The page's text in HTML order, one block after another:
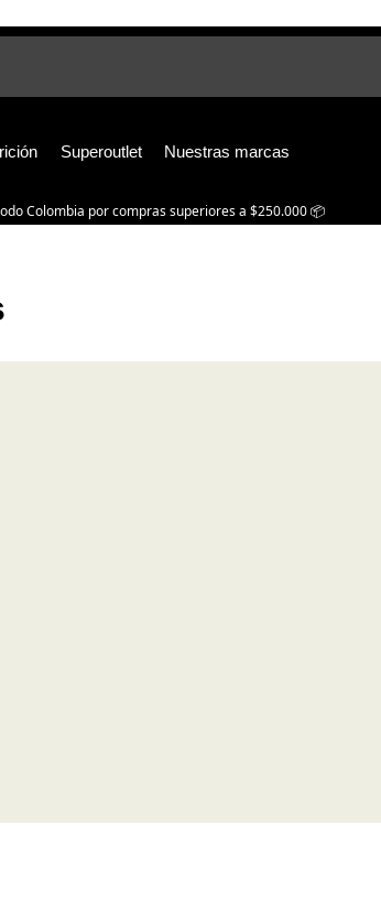
Superoutlet Nuestras marcas
Colombia por compras superiores a $250.000 📦